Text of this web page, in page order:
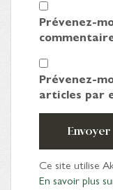
Prévenez-
Prévenez-
articles par
Envoyer
Ce site utilise
En savoir plus